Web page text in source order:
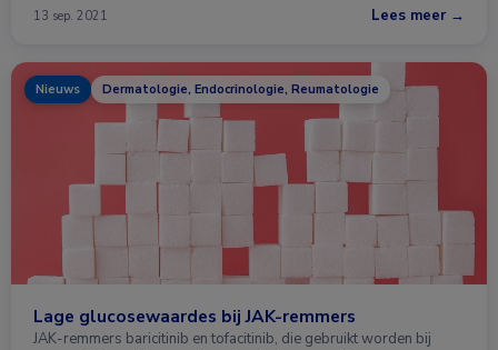
13 sep. 2021 Lees meer →
Nieuws Dermatologie, Endocrinologie, Reumatologie
Lage glucosewaardes bij JAK-remmers
JAK-remmers baricitinib en tofacitinib, die gebruikt worden bij